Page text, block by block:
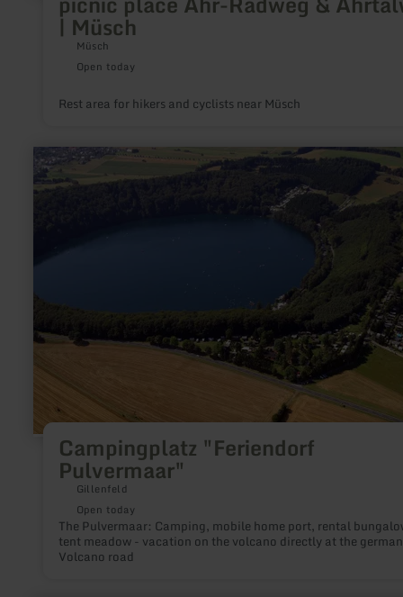
| Müsch
Müsch
Open today
Rest area for hikers and cyclists near Müsch
Campingplatz "Feriendorf
Pulvermaar"
Gillenfeld
Open today
The Pulvermaar: Camping, mobile home port, rental
tent meadow - vacation on the volcano directly at the german
Volcano road
learn
more
about: